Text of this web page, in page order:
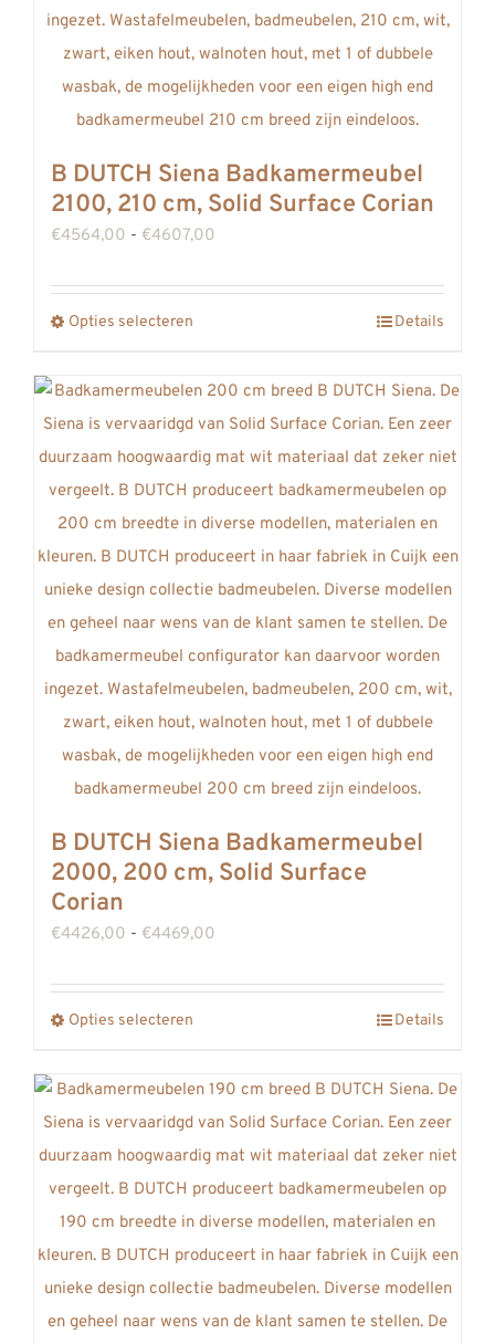
de
productpagina
B DUTCH Siena Badkamermeubel
2100, 210 cm, Solid Surface Corian
€4564,00 - €4607,00
tot
Opties selecteren
heeft
meerdere
variaties.
Deze
optie
kan
gekozen
worden
op
de
productpagina
Details
B DUTCH Siena Badkamermeubel
2000, 200 cm, Solid Surface
Corian
€4426,00 - €4469,00
tot
Opties selecteren
heeft
meerdere
variaties.
Deze
optie
kan
gekozen
worden
Details